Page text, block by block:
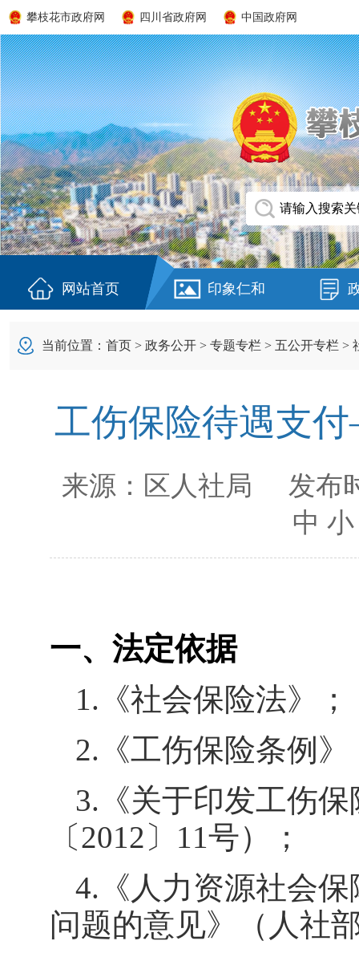
攀枝花市政府网 四川省政府网 中国政府网
网站首页 印象仁和
当前位置： 首页 > 政务公开 > 专题专栏 > 五公开专栏 >
工伤保险待遇支
来源： 区人社局 发布
中 小
一、法定依据
1. 《社会保险法》；
2. 《工伤保险条例
3. 《关于印发工伤
〔2012 〕 11号）；
4. 《人力资源社会
问题的意见》（人社